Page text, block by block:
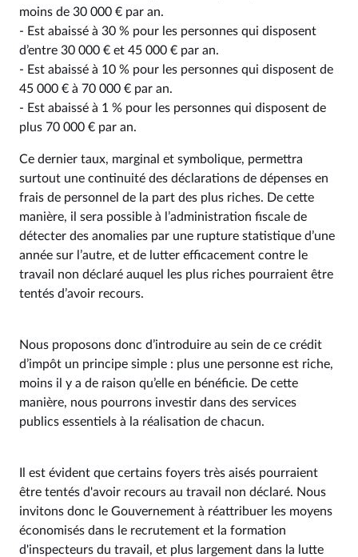
moins de 30 000 € par an.
- Est abaissé à 30 % pour les personnes qui disposent
d’entre 30 000 € et 45 000 € par an.
- Est abaissé à 10 % pour les personnes qui disposent de
45 000 € à 70 000 € par an.
- Est abaissé à 1 % pour les personnes qui disposent de
plus 70 000 € par an.
Ce dernier taux, marginal et symbolique, permettra
surtout une continuité des déclarations de dépenses en
frais de personnel de la part des plus riches. De cette
manière, il sera possible à l’administration fiscale de
détecter des anomalies par une rupture statistique d’une
année sur l’autre, et de lutter efficacement contre le
travail non déclaré auquel les plus riches pourraient être
tentés d’avoir recours.
Nous proposons donc d’introduire au sein de ce crédit
d’impôt un principe simple : plus une personne est riche,
moins il y a de raison qu’elle en bénéficie. De cette
manière, nous pourrons investir dans des services
publics essentiels à la réalisation de chacun.
Il est évident que certains foyers très aisés pourraient
être tentés d'avoir recours au travail non déclaré. Nous
invitons donc le Gouvernement à réattribuer les moyens
économisés dans le recrutement et la formation
d'inspecteurs du travail, et plus largement dans la lutte